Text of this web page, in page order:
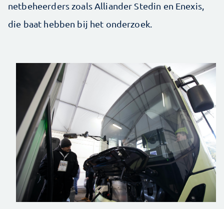
netbeheerders zoals Alliander Stedin en Enexis,
die baat hebben bij het onderzoek.